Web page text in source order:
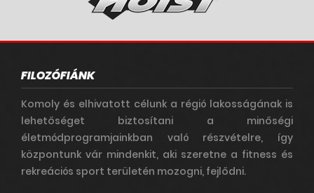
FILOZÓFIÁNK
Komoly és elhivatott célunk a régió lakosságának is
lehetőséget biztosítani a minőségi
életmódprogramjainkban való részvételre, így
központunk vár mindenkit, aki szeretne a fitness és
rekreációs sport területén mozogni, fejlődni.